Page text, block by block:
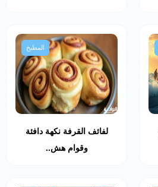
المطبخ
لفائف القرفة نكهة دافئة
وقوام هش..